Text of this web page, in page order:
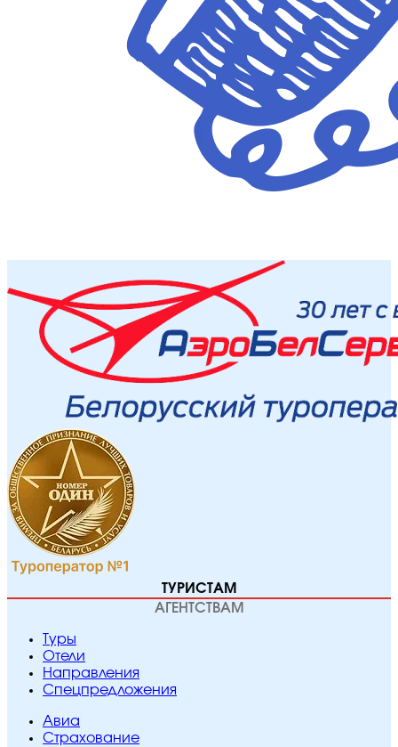
ТУРИСТАМ
АГЕНТСТВАМ
Туры
Отели
Направления
Спецпредложения
Авиа
Страхование